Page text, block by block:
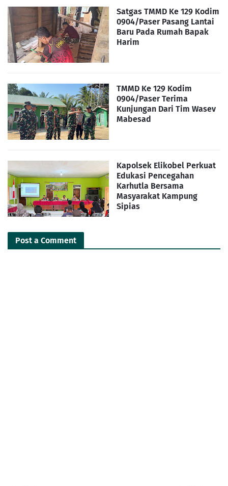
Satgas TMMD Ke 129 Kodim
0904/Paser Pasang Lantai
Baru Pada Rumah Bapak
Harim
TMMD Ke 129 Kodim
0904/Paser Terima
Kunjungan Dari Tim Wasev
Mabesad
Kapolsek Elikobel Perkuat
Edukasi Pencegahan
Karhutla Bersama
Masyarakat Kampung
Sipias
Post a Comment